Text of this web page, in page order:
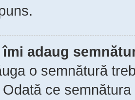
adaug
o semnătură
ce